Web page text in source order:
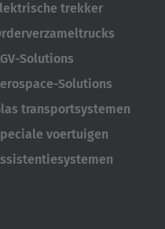
trekker
Solutions
Solutions
transportsystemen
voertuigen